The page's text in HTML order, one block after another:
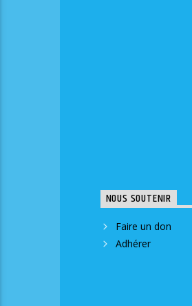
NOUS SOUTENIR
Faire un don
Adhérer